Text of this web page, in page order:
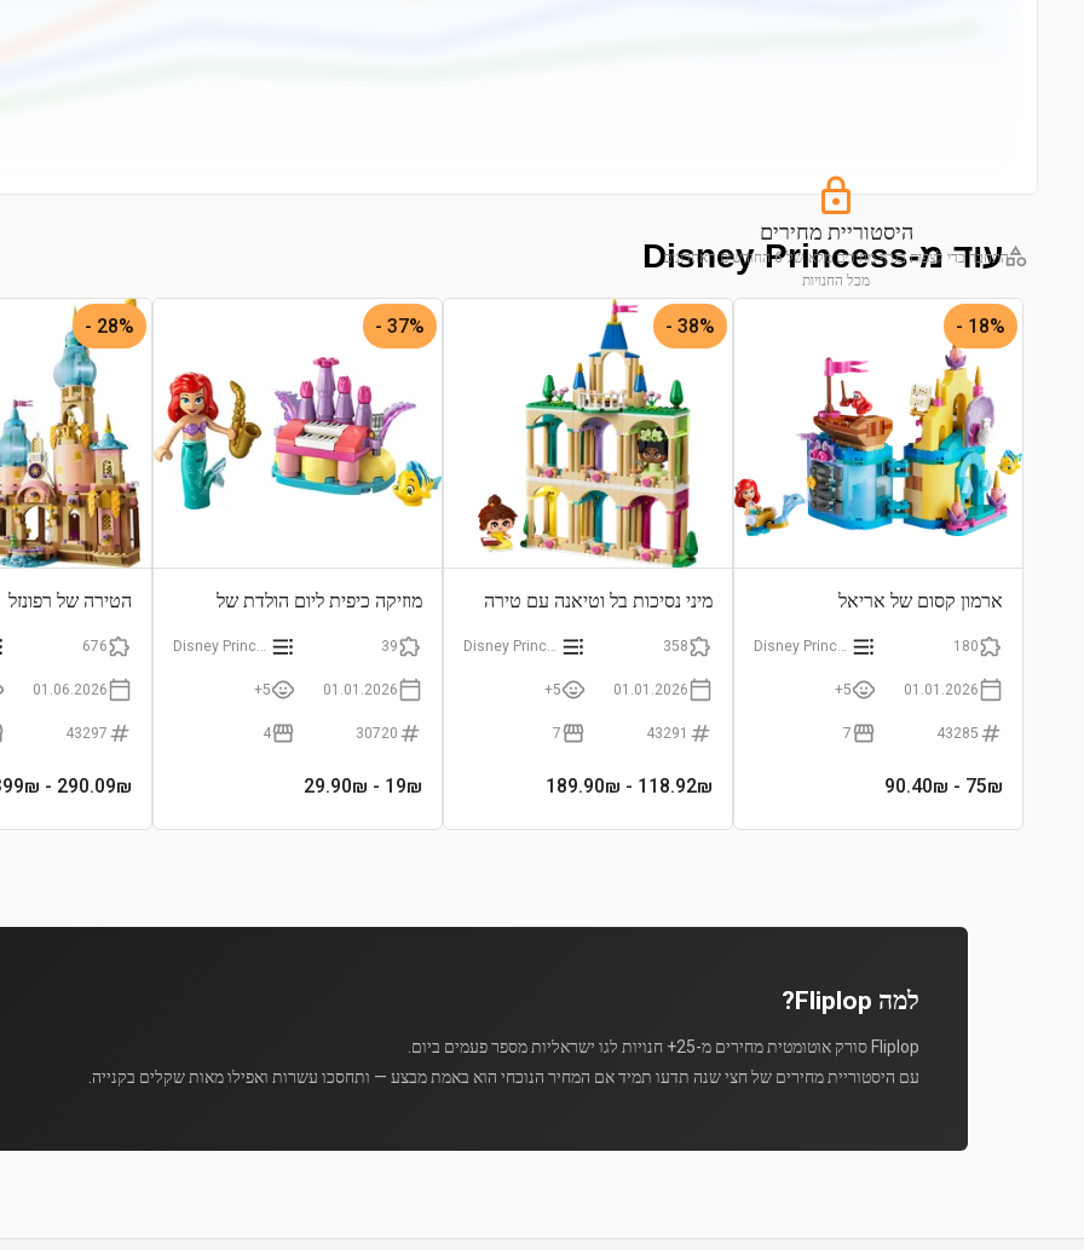
היסטוריית מחירים
התחבר כדי לצפות בגרף מחירים מלא של 6 החודשים האחרונים
מכל החנויות
עוד מ-Disney Princess
18% -
ארמון קסום של אריאל
180
01.01.2026
5+
43285
7
75₪
- 90.40₪
38% -
מיני נסיכות בל וטיאנה עם טירה
358
01.01.2026
5+
43291
7
118.92₪
- 189.90₪
37% -
מוזיקה כיפית ליום הולדת של
39
01.01.2026
5+
30720
4
19₪
- 29.90₪
28% -
הטירה של רפונזל
676
01.06.2026
43297
290.09₪
- 399₪
למה Fliplop?
Fliplop סורק אוטומטית מחירים מ-25+ חנויות לגו ישראליות מספר פעמים ביום.
עם היסטוריית מחירים של חצי שנה תדעו תמיד אם המחיר הנוכחי הוא באמת מבצע — ותחסכו עשרות ואפילו מאות שקלים בקנייה.